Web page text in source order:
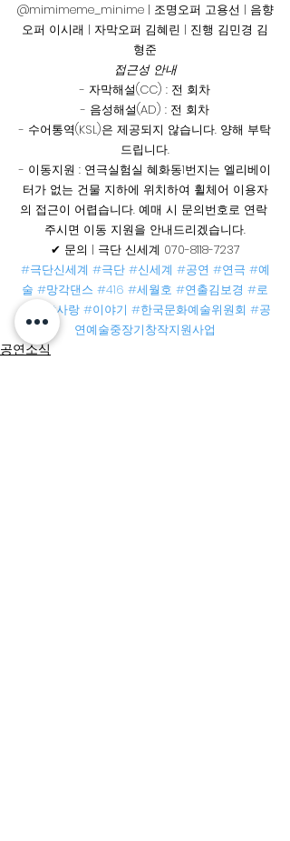
@mimimeme_minime | 조명오퍼 고용선 | 음향
오퍼 이시래 | 자막오퍼 김혜린 | 진행 김민경 김
형준
접근성 안내
- 자막해설(CC) : 전 회차
- 음성해설(AD) : 전 회차
- 수어통역(KSL)은 제공되지 않습니다. 양해 부탁
드립니다.
- 이동지원 : 연극실험실 혜화동1번지는 엘리베이
터가 없는 건물 지하에 위치하여 휠체어 이용자
의 접근이 어렵습니다. 예매 시 문의번호로 연락
주시면 이동 지원을 안내드리겠습니다.
✔ 문의 | 극단 신세계 070-8118-7237
#극단신세계 #극단 #신세계 #공연 #연극 #예
술 #망각댄스 #416 #세월호 #연출김보경 #로
#사랑 #이야기 #한국문화예술위원회 #공
연예술중장기창작지원사업
공연소식